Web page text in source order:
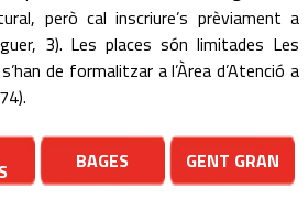
però cal inscriure’s prèviament a
3). Les places són limitades Les
de formalitzar a l’Àrea d’Atenció a
BAGES GENT GRAN